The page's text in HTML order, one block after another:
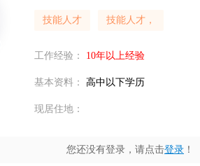
技能人才 技能人才，
工作经验： 10年以上经验
基本资料： 高中以下学历
现居住地：
您还没有登录，请点击登录 ！